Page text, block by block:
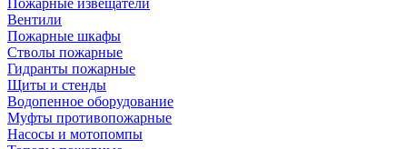
Пожарные извещатели
Вентили
Пожарные шкафы
Стволы пожарные
Гидранты пожарные
Щиты и стенды
Водопенное оборудование
Муфты противопожарные
Насосы и мотопомпы